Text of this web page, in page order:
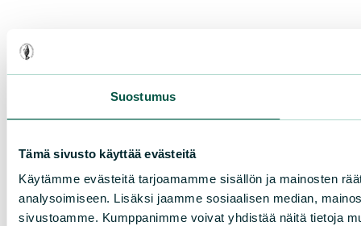
Suostumus
Tämä sivusto käyttää evästeitä
Käytämme evästeitä tarjoamamme sisällön ja mainosten
analysoimiseen. Lisäksi jaamme sosiaalisen median,
sivustoamme. Kumppanimme voivat yhdistää näitä tietoja